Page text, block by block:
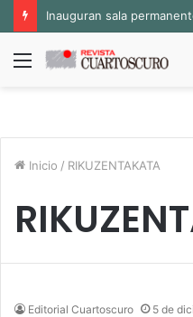
Menú
Inicio / RIKUZENTAKATA
Editorial Cuartoscuro 5 de